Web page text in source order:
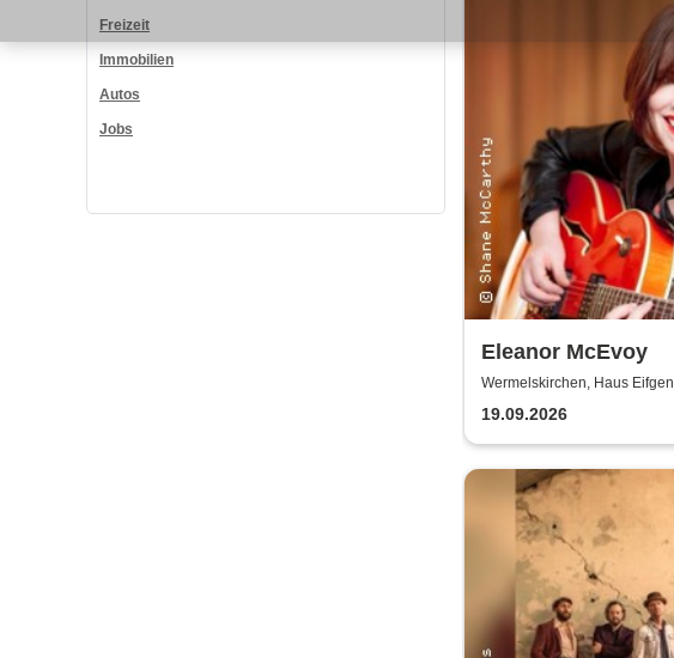
Freizeit
Immobilien
Autos
Jobs
Eleanor McEvoy
Wermelskirchen, Haus Eifgen
19.09.2026